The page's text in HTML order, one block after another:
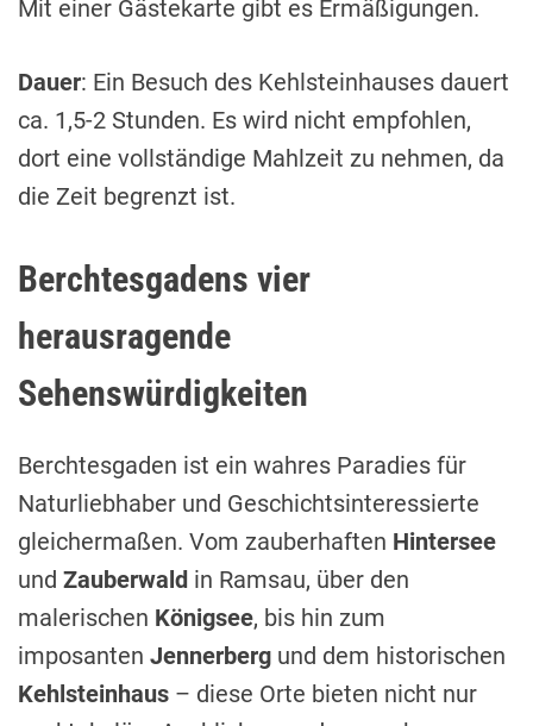
Mit einer Gästekarte gibt es Ermäßigungen.
Dauer: Ein Besuch des Kehlsteinhauses dauert
ca. 1,5-2 Stunden. Es wird nicht empfohlen,
dort eine vollständige Mahlzeit zu nehmen, da
die Zeit begrenzt ist.
Berchtesgadens vier
herausragende
Sehenswürdigkeiten
Berchtesgaden ist ein wahres Paradies für
Naturliebhaber und Geschichtsinteressierte
gleichermaßen. Vom zauberhaften Hintersee
und Zauberwald in Ramsau, über den
malerischen Königsee, bis hin zum
imposanten Jennerberg und dem historischen
Kehlsteinhaus – diese Orte bieten nicht nur